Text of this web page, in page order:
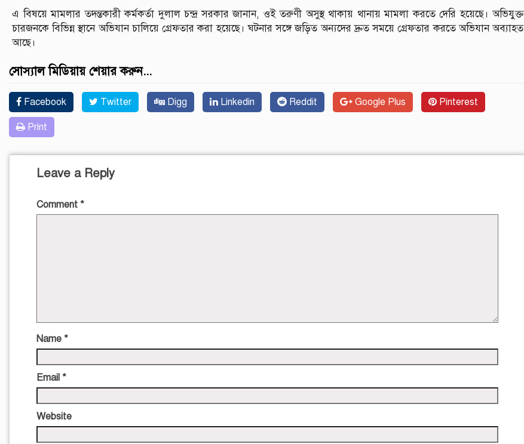
এ বিষয়ে মামলার তদন্তকারী কর্মকর্তা দুলাল চন্দ্র সরকার জানান, ওই তরুণী অসুস্থ থাকায় থানায় মামলা করতে দেরি হয়েছে। অভিযুক্ত
চারজনকে বিভিন্ন স্থানে অভিযান চালিয়ে গ্রেফতার করা হয়েছে। ঘটনার সঙ্গে জড়িত অন্যদের দ্রুত সময়ে গ্রেফতার করতে অভিযান অব্যাহত
আছে।
সোস্যাল মিডিয়ায় শেয়ার করুন...
Facebook Twitter Digg Linkedin Reddit Google Plus Pinterest
Print
Leave a Reply
Comment *
Name *
Email *
Website